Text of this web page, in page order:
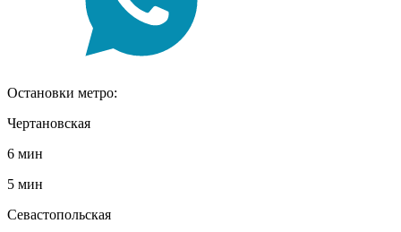
Остановки метро:
Чертановская
6 мин
5 мин
Севастопольская